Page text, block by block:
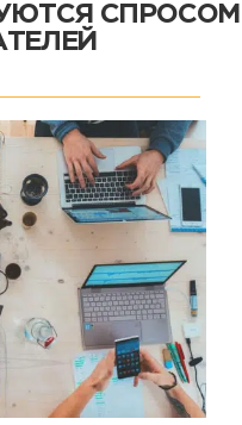
СПРОСОМ